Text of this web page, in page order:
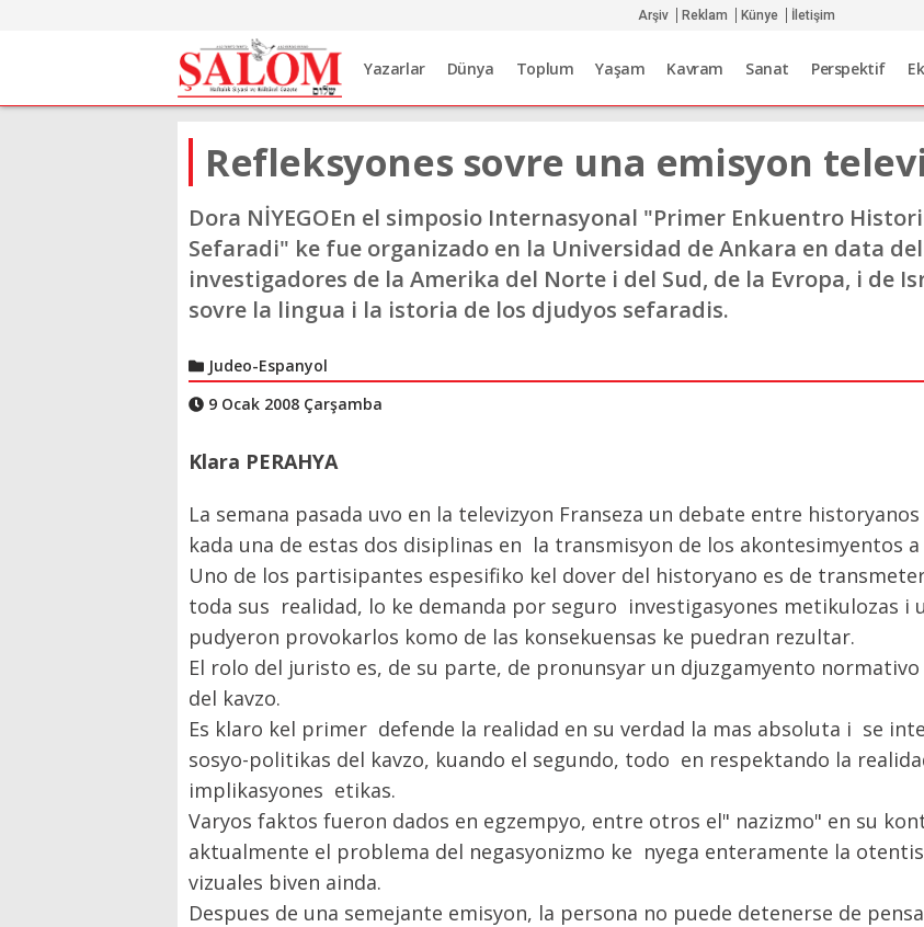
Arşiv Reklam Künye İletişim
Yazarlar Dünya Toplum Yaşam Kavram Sanat Perspektif
Refleksyones sovre una emisyon
Dora NİYEGOEn el simposio Internasyonal "Primer Enkuentro
Sefaradi" ke fue organizado en la Universidad de Ankara en data
investigadores de la Amerika del Norte i del Sud, de la Evropa, i de
sovre la lingua i la istoria de los djudyos sefaradis.
Judeo-Espanyol
9 Ocak 2008 Çarşamba
Klara PERAHYA
La semana pasada uvo en la televizyon Franseza un debate entre
kada una de estas dos disiplinas en la transmisyon de los akontesimyentos
Uno de los partisipantes espesifiko kel dover del historyano es de
toda sus realidad, lo ke demanda por seguro investigasyones metikulozas i
pudyeron provokarlos komo de las konsekuensas ke puedran rezultar.
El rolo del juristo es, de su parte, de pronunsyar un djuzgamyento
del kavzo.
Es klaro kel primer defende la realidad en su verdad la mas absoluta i se
sosyo-politikas del kavzo, kuando el segundo, todo en respektando la
implikasyones etikas.
Varyos faktos fueron dados en egzempyo, entre otros el" nazizmo" en su
aktualmente el problema del negasyonizmo ke nyega enteramente la
vizuales biven ainda.
Despues de una semejante emisyon, la persona no puede detenerse de